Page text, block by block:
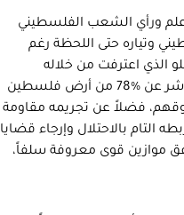
محمود عباس به هو اتفاق أوسلو المبرم عام 1993 دون علم ورأي الشعب الفلسطيني
وتياره حتى اللحظة رغم
الذي اعترفت من خلاله
منظمة التحرير الفلسطينية بما يسمى “دولة إسرائيل” ما يعني التنازل المباشر عن %78 من أرض فلسطين
فضلاً عن تجريمه مقاومة
التام بالاحتلال وإرجاء قضايا
موازين قوى معروفة سلفاً،